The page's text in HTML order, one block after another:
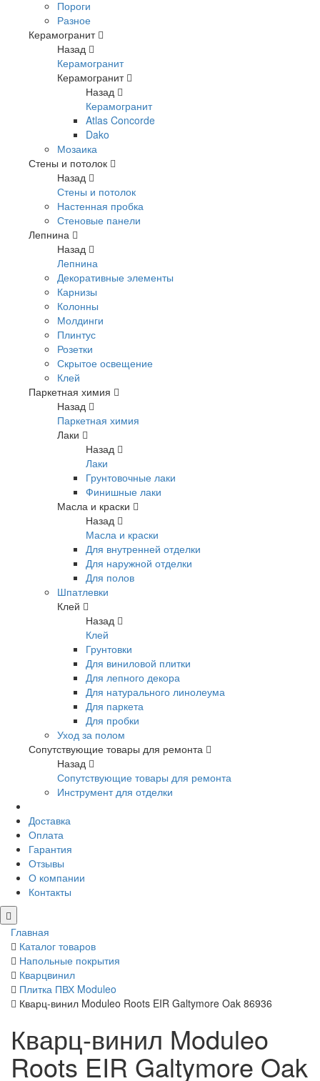
Пороги
Разное
Керамогранит
Назад
Керамогранит
Керамогранит
Назад
Керамогранит
Atlas Concorde
Dako
Мозаика
Стены и потолок
Назад
Стены и потолок
Настенная пробка
Стеновые панели
Лепнина
Назад
Лепнина
Декоративные элементы
Карнизы
Колонны
Молдинги
Плинтус
Розетки
Скрытое освещение
Клей
Паркетная химия
Назад
Паркетная химия
Лаки
Назад
Лаки
Грунтовочные лаки
Финишные лаки
Масла и краски
Назад
Масла и краски
Для внутренней отделки
Для наружной отделки
Для полов
Шпатлевки
Клей
Назад
Клей
Грунтовки
Для виниловой плитки
Для лепного декора
Для натурального линолеума
Для паркета
Для пробки
Уход за полом
Сопутствующие товары для ремонта
Назад
Сопутствующие товары для ремонта
Инструмент для отделки
Доставка
Оплата
Гарантия
Отзывы
О компании
Контакты
Главная
Каталог товаров
Напольные покрытия
Кварцвинил
Плитка ПВХ Moduleo
Кварц-винил Moduleo Roots EIR Galtymore Oak 86936
Кварц-винил Moduleo
Roots EIR Galtymore Oak